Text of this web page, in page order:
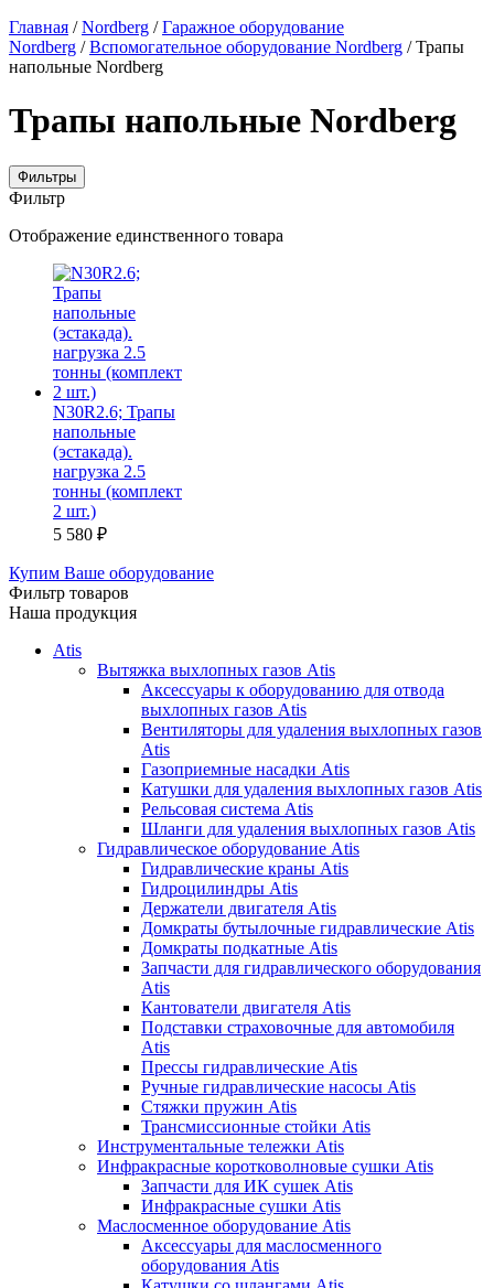
Главная /Nordberg /Гаражное оборудование
Nordberg /Вспомогательное оборудование Nordberg / Трапы
напольные Nordberg
Трапы напольные Nordberg
Фильтры
Фильтр
Отображение единственного товара
N30R2.6; Трапы
напольные
(эстакада).
нагрузка 2.5
тонны (комплект
2 шт.)
5 580 ₽
Купим Ваше оборудование
Фильтр товаров
Наша продукция
Atis
Вытяжка выхлопных газов Atis
Аксессуары к оборудованию для отвода
выхлопных газов Atis
Вентиляторы для удаления выхлопных газов
Atis
Газоприемные насадки Atis
Катушки для удаления выхлопных газов Atis
Рельсовая система Atis
Шланги для удаления выхлопных газов Atis
Гидравлическое оборудование Atis
Гидравлические краны Atis
Гидроцилиндры Atis
Держатели двигателя Atis
Домкраты бутылочные гидравлические Atis
Домкраты подкатные Atis
Запчасти для гидравлического оборудования
Atis
Кантователи двигателя Atis
Подставки страховочные для автомобиля
Atis
Прессы гидравлические Atis
Ручные гидравлические насосы Atis
Стяжки пружин Atis
Трансмиссионные стойки Atis
Инструментальные тележки Atis
Инфракрасные коротковолновые сушки Atis
Запчасти для ИК сушек Atis
Инфракрасные сушки Atis
Маслосменное оборудование Atis
Аксессуары для маслосменного
оборудования Atis